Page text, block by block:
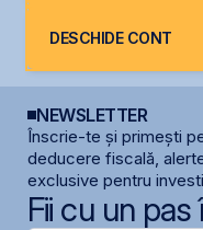
DESCHIDE CONT
NEWSLETTER
Înscrie-te și primești
deducere fiscală,
exclusive pentru
Fii cu un pas